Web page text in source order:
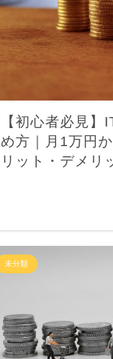
【初心者必見
め方｜月1万円
リット・デメリ
未分類